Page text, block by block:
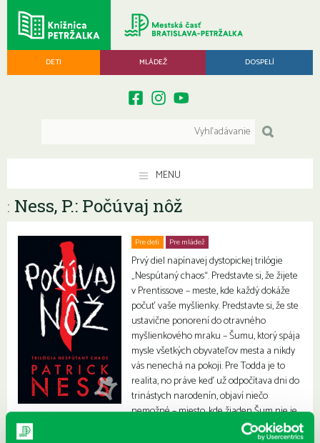
DETI MLÁDEŽ DOSPELÍ
MENU
: Ness, P.: Počúvaj nôž
Pre deti Pre mládež
Prvý diel napínavej dystopickej trilógie
„Nespútaný chaos“. Predstavte si, že žijete
v Prentissove – meste, kde každý dokáže
počuť vaše myšlienky. Predstavte si, že ste
ustavične ponorení do otravného
myšlienkového mraku – Šumu, ktorý spája
mysle všetkých obyvateľov mesta a nikdy
vás nenechá na pokoji. Pre Todda je to
realita, no práve keď už odpočítava dni do
trinástych narodenín, objaví niečo
nemožné – miesto, kde žiaden Šum nie je.